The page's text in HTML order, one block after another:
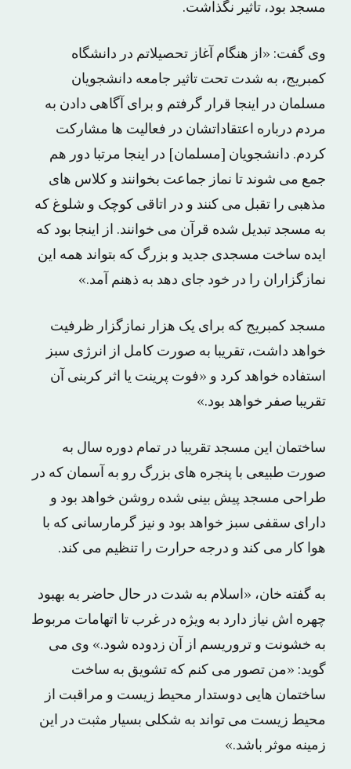
مسجد بود، تاثیر نگذاشت.
وی گفت: «از هنگام آغاز تحصیلاتم در دانشگاه
کمبریج، به شدت تحت تاثیر جامعه دانشجویان
مسلمان در اینجا قرار گرفتم و برای آگاهی دادن به
مردم درباره اعتقاداتشان در فعالیت ها مشارکت
کردم. دانشجویان [مسلمان] در اینجا مرتبا دور هم
جمع می شوند تا نماز جماعت بخوانند و کلاس های
مذهبی را تقبل می کنند و در اتاقی کوچک و شلوغ که
به مسجد تبدیل شده قرآن می خوانند. از اینجا بود که
ایده ساخت مسجدی جدید و بزرگ که بتواند همه این
نمازگزاران را در خود جای دهد به ذهنم آمد.»
مسجد کمبریج که برای یک هزار نمازگزار ظرفیت
خواهد داشت، تقریبا به صورت کامل از انرژی سبز
استفاده خواهد کرد و «فوت پرینت یا اثر کربنی آن
تقریبا صفر خواهد بود.»
ساختمان این مسجد تقریبا در تمام دوره سال به
صورت طبیعی با پنجره های بزرگ رو به آسمان که در
طراحی مسجد پیش بینی شده روشن خواهد بود و
دارای سقفی سبز خواهد بود و نیز گرمارسانی که با
هوا کار می کند و درجه حرارت را تنظیم می کند.
به گفته خان، «اسلام به شدت در حال حاضر به بهبود
چهره اش نیاز دارد به ویژه در غرب تا اتهامات مربوط
به خشونت و تروریسم از آن زدوده شود.» وی می
گوید: «من تصور می کنم که تشویق به ساخت
ساختمان هایی دوستدار محیط زیست و مراقبت از
محیط زیست می تواند به شکلی بسیار مثبت در این
زمینه موثر باشد.»